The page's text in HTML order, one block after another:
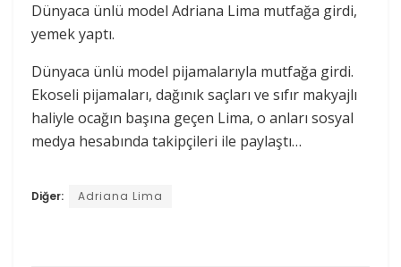
Dünyaca ünlü model Adriana Lima mutfağa girdi,
yemek yaptı.
Dünyaca ünlü model pijamalarıyla mutfağa girdi.
Ekoseli pijamaları, dağınık saçları ve sıfır makyajlı
haliyle ocağın başına geçen Lima, o anları sosyal
medya hesabında takipçileri ile paylaştı…
Diğer: Adriana Lima